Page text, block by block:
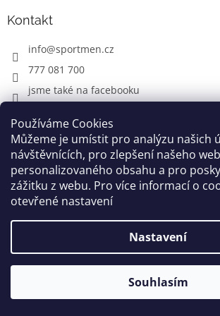
Používáme Cookies
Můžeme je umístit pro analýzu našich
návštěvnících, pro zlepšení našeho
personalizovaného obsahu a pro
zážitku z webu. Pro více informací o
otevřené nastavení
Nastavení
Souhlasím
Kontakt
info@sportmen.cz
777 081 700
jsme také na facebooku
CYKLO OBLEČENÍ
Copyright 2026www.sportmen.cz.
vyhrazena.
Grafika a úprava šablónyMilan